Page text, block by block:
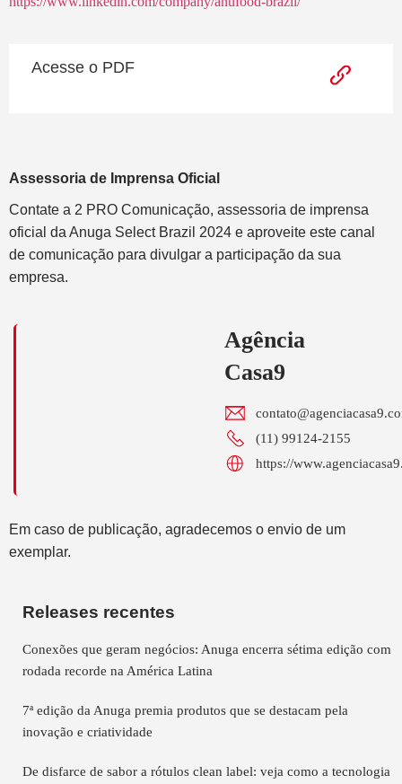
Acesse o PDF
Assessoria de Imprensa Oficial
Contate a 2 PRO Comunicação, assessoria de imprensa
oficial da Anuga Select Brazil 2024 e aproveite este canal
de comunicação para divulgar a participação da sua
empresa.
Agência
Casa9
(11) 99124-2155
https://
Em caso de publicação, agradecemos o envio de um
exemplar.
Releases recentes
Conexões que geram negócios: Anuga encerra sétima edição com
rodada recorde na América Latina
7ª edição da Anuga premia produtos que se destacam pela
inovação e criatividade
De disfarce de sabor a rótulos clean label: veja como a tecnologia